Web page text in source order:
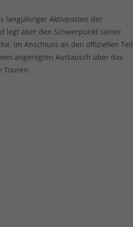
langjähriger Aktivposten der
legt aber den Schwerpunkt seiner
Im Anschluss an den offiziellen Teil
angeregten Austausch über das
Touren.